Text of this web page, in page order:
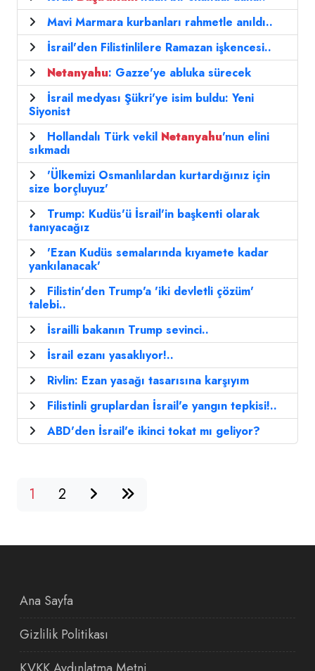
Mavi Marmara kurbanları rahmetle anıldı..
İsrail'den Filistinlilere Ramazan işkencesi..
Netanyahu: Gazze'ye abluka sürecek
İsrail medyası Şükri'ye isim buldu: Yeni
Siyonist
Hollandalı Türk vekil Netanyahu'nun elini
sıkmadı
'Ülkemizi Osmanlılardan kurtardığınız için
size borçluyuz'
Trump: Kudüs'ü İsrail'in başkenti olarak
tanıyacağız
'Ezan Kudüs semalarında kıyamete kadar
yankılanacak'
Filistin'den Trump'a 'iki devletli çözüm'
talebi..
İsrailli bakanın Trump sevinci..
İsrail ezanı yasaklıyor!..
Rivlin: Ezan yasağı tasarısına karşıyım
Filistinli gruplardan İsrail'e yangın tepkisi!..
ABD'den İsrail'e ikinci tokat mı geliyor?
1 2
Ana Sayfa
Gizlilik Politikası